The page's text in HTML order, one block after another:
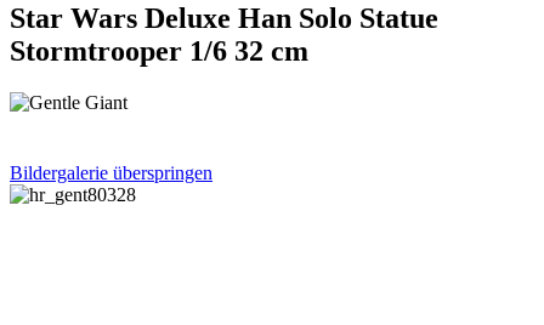
Star Wars Deluxe Han Solo Statue
Stormtrooper 1/6 32 cm
Bildergalerie überspringen